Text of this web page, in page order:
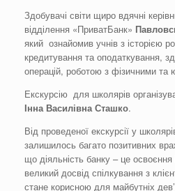
Здобувачі світи щиро вдячні
відділення «ПриватБанк»
який ознайомив учнів з історією
кредитування та оподаткування,
операцій, роботою з фізичними
Екскурсію для школярів
Інна ВасилівнаСташко.
Від проведеної екскурсії у
залишилось багато позитивних
що діяльність банку – це освоєння
великий досвід спілкування з
стане корисною для майбутніх